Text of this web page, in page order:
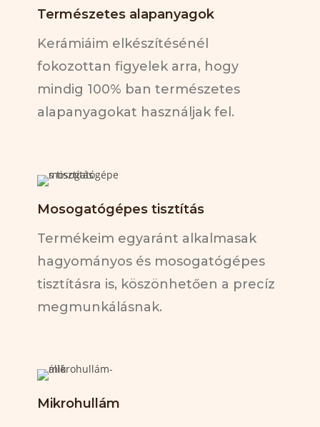
Természetes alapanyagok
Kerámiáim elkészítésénél
fokozottan figyelek arra, hogy
mindig 100% ban természetes
alapanyagokat használjak fel.
Mosogatógépes tisztítás
Termékeim egyaránt alkalmasak
hagyományos és mosogatógépes
tisztításra is, köszönhetően a precíz
megmunkálásnak.
Mikrohullám